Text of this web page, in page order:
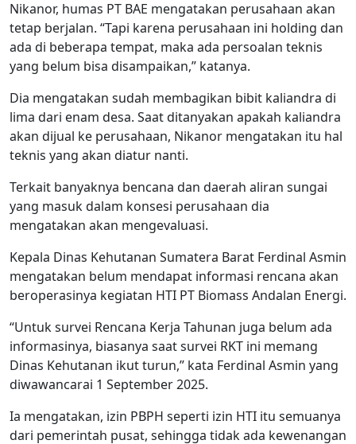
Nikanor, humas PT BAE mengatakan perusahaan akan
tetap berjalan. “Tapi karena perusahaan ini holding dan
ada di beberapa tempat, maka ada persoalan teknis
yang belum bisa disampaikan,” katanya.
Dia mengatakan sudah membagikan bibit kaliandra di
lima dari enam desa. Saat ditanyakan apakah kaliandra
akan dijual ke perusahaan, Nikanor mengatakan itu hal
teknis yang akan diatur nanti.
Terkait banyaknya bencana dan daerah aliran sungai
yang masuk dalam konsesi perusahaan dia
mengatakan akan mengevaluasi.
Kepala Dinas Kehutanan Sumatera Barat Ferdinal Asmin
mengatakan belum mendapat informasi rencana akan
beroperasinya kegiatan HTI PT Biomass Andalan Energi.
“Untuk survei Rencana Kerja Tahunan juga belum ada
informasinya, biasanya saat survei RKT ini memang
Dinas Kehutanan ikut turun,” kata Ferdinal Asmin yang
diwawancarai 1 September 2025.
Ia mengatakan, izin PBPH seperti izin HTI itu semuanya
dari pemerintah pusat, sehingga tidak ada kewenangan